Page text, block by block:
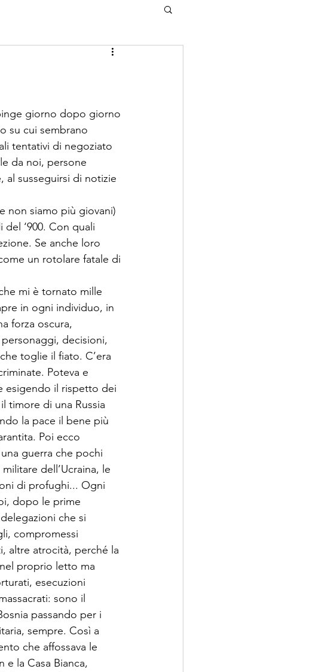
giorno dopo giorno
su cui sembrano
tentativi di negoziato
da noi, persone
al susseguirsi di notizie
non siamo più giovani)
‘900. Con quali
Se anche loro
un rotolare fatale di
mi è tornato mille
in ogni individuo, in
forza oscura,
decisioni,
toglie il fiato. C’era
Poteva e
esigendo il rispetto dei
timore di una Russia
la pace il bene più
Poi ecco
guerra che pochi
dell’Ucraina, le
di profughi... Ogni
dopo le prime
che si
compromessi
altre atrocità, perché la
proprio letto ma
esecuzioni
sono il
passando per i
sempre. Così a
che affossava le
la Casa Bianca,